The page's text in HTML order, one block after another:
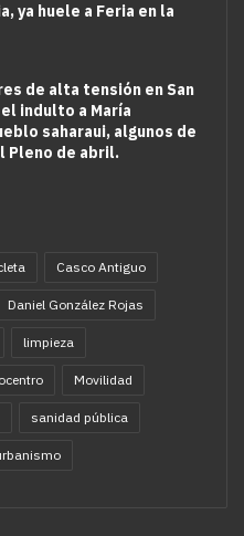
ya huele a Feria en la
de alta tensión en San
indulto a María
saharaui, algunos de
Pleno de abril.
Casco Antiguo
Daniel González Rojas
limpieza
Movilidad
sanidad pública